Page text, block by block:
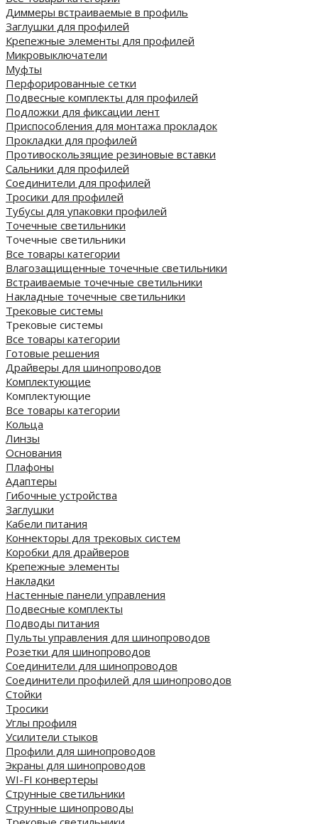
Диммеры встраиваемые в профиль
Заглушки для профилей
Крепежные элементы для профилей
Микровыключатели
Муфты
Перфорированные сетки
Подвесные комплекты для профилей
Подложки для фиксации лент
Приспособления для монтажа прокладок
Прокладки для профилей
Противоскользящие резиновые вставки
Сальники для профилей
Соединители для профилей
Тросики для профилей
Тубусы для упаковки профилей
Точечные светильники
Точечные светильники
Все товары категории
Влагозащищенные точечные светильники
Встраиваемые точечные светильники
Накладные точечные светильники
Трековые системы
Трековые системы
Все товары категории
Готовые решения
Драйверы для шинопроводов
Комплектующие
Комплектующие
Все товары категории
Кольца
Линзы
Основания
Плафоны
Адаптеры
Гибочные устройства
Заглушки
Кабели питания
Коннекторы для трековых систем
Коробки для драйверов
Крепежные элементы
Накладки
Настенные панели управления
Подвесные комплекты
Подводы питания
Пульты управления для шинопроводов
Розетки для шинопроводов
Соединители для шинопроводов
Соединители профилей для шинопроводов
Стойки
Тросики
Углы профиля
Усилители стыков
Профили для шинопроводов
Экраны для шинопроводов
WI-FI конвертеры
Струнные светильники
Струнные шинопроводы